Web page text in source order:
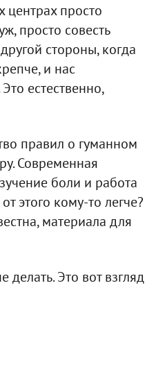
центрах просто
просто совесть
стороны, когда
и нас
естественно,
правил о гуманном
Современная
боли и работа
этого кому-то легче?
материала для
Это вот взгляд